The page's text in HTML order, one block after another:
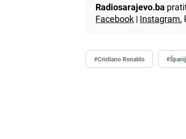
Radiosarajevo.ba
Facebook | Instagram,
#Cristiano Ronaldo